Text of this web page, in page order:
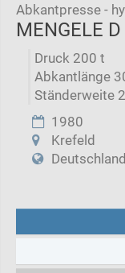
Abkantpresse -
MENGELE
Druck 200 t
Abkantlänge
Ständerweite
1980
Krefeld
Deutschland